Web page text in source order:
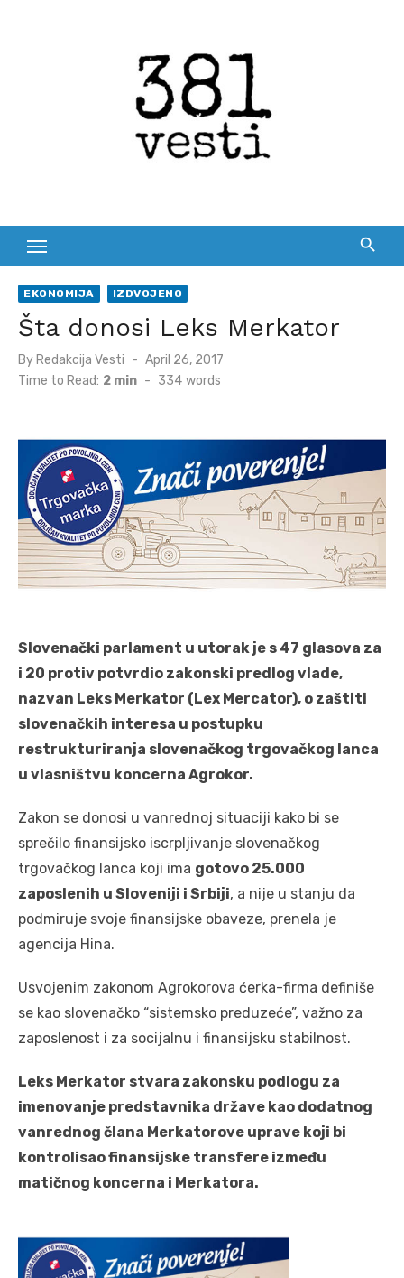
EKONOMIJA IZDVOJENO
Šta donosi Leks Merkator
By Redakcija Vesti
Posted
April 26, 2017
Time to Read: 2 min - 334 words
Slovenački parlament u utorak je s 47 glasova za
i 20 protiv potvrdio zakonski predlog vlade,
nazvan Leks Merkator (Lex Mercator), o zaštiti
slovenačkih interesa u postupku
restrukturiranja slovenačkog trgovačkog lanca
u vlasništvu koncerna Agrokor.
Zakon se donosi u vanrednoj situaciji kako bi se
sprečilo finansijsko iscrpljivanje slovenačkog
trgovačkog lanca koji ima gotovo 25.000
zaposlenih u Sloveniji i Srbiji, a nije u stanju da
podmiruje svoje finansijske obaveze, prenela je
agencija Hina.
Usvojenim zakonom Agrokorova ćerka-firma definiše
se kao slovenačko “sistemsko preduzeće”, važno za
zaposlenost i za socijalnu i finansijsku stabilnost.
Leks Merkator stvara zakonsku podlogu za
imenovanje predstavnika države kao dodatnog
vanrednog člana Merkatorove uprave koji bi
kontrolisao finansijske transfere između
matičnog koncerna i Merkatora.